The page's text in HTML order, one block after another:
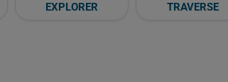
EXPLORER
TRAVERSE